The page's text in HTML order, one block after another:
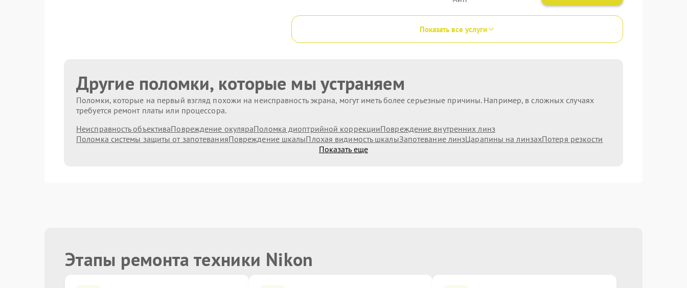
Показать все услуги
Другие поломки, которые мы устраняем
Поломки, которые на первый взгляд похожи на неисправность экрана, могут иметь более серьезные причины. Например, в сложных случаях
требуется ремонт платы или процессора.
Неисправность объективаПовреждение окуляраПоломка диоптрийной коррекцииПовреждение внутренних линз
Поломка системы защиты от запотеванияПовреждение шкалыПлохая видимость шкалыЗапотевание линзЦарапины на линзахПотеря резкости
Показать еще
Этапы ремонта техники Nikon